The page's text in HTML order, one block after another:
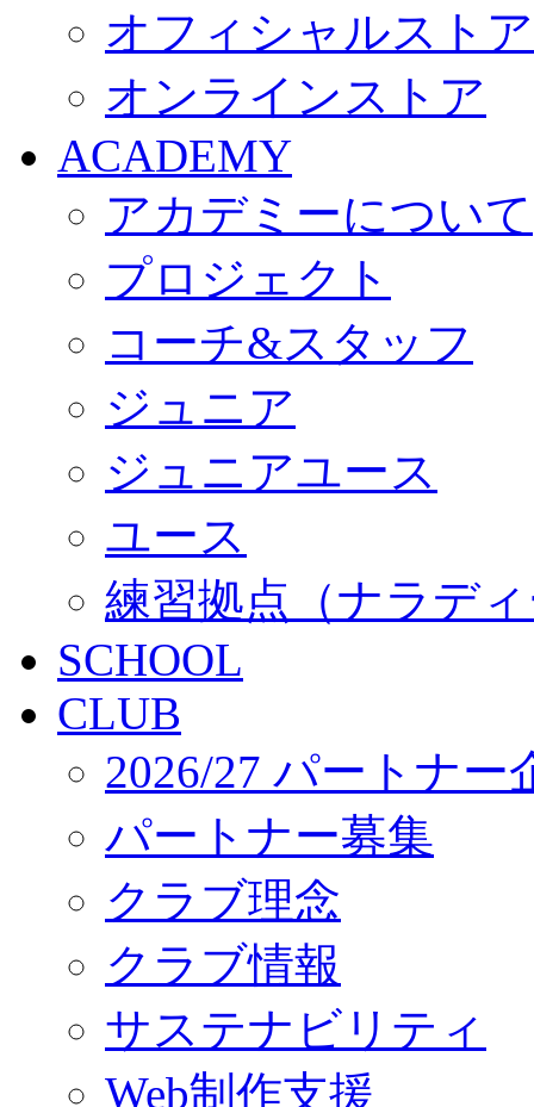
オフィシャルスト
オンラインストア
ACADEMY
アカデミーについて
プロジェクト
コーチ&スタッフ
ジュニア
ジュニアユース
ユース
練習拠点（ナラデ
SCHOOL
CLUB
2026/27 パートナー
パートナー募集
クラブ理念
クラブ情報
サステナビリティ
Web制作支援